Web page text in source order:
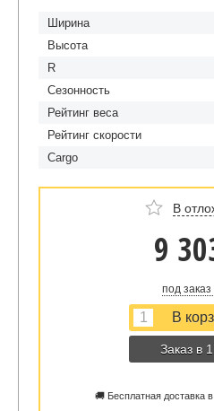
Ширина
Высота
R
Сезонность
Рейтинг веса
Рейтинг скорости
Cargo
В
9
под заказ
Заказ в
🚚 Бесплатная доставка